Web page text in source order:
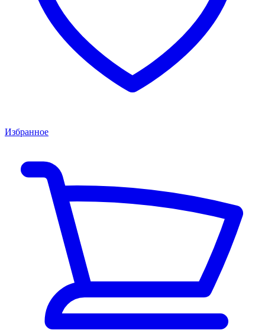
Избранное